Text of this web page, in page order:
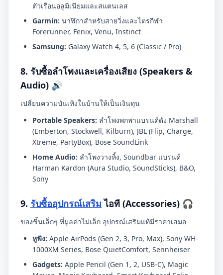
ตัวเรือนอลูมิเนียมและสแตนเลส
Garmin: นาฬิกาสำหรับสายวิ่งและไตรกีฬา
Forerunner, Fenix, Venu, Instinct
Samsung: Galaxy Watch 4, 5, 6 (Classic / Pro)
8. รับซื้อลำโพงและเครื่องเสียง (Speakers &
Audio) 🔊
เปลี่ยนความบันเทิงในบ้านให้เป็นเงินทุน
Portable Speakers: ลำโพงพกพาแบรนด์ดัง Marshall
(Emberton, Stockwell, Kilburn), JBL (Flip, Charge,
Xtreme, PartyBox), Bose SoundLink
Home Audio: ลำโพงวางหิ้ง, Soundbar แบรนด์
Harman Kardon (Aura Studio, SoundSticks), B&O,
Sony
9. รับซื้ออุปกรณ์เสริม ไอที (Accessories) 🎧
ของชิ้นเล็กๆ ที่มูลค่าไม่เล็ก อุปกรณ์เสริมแท้มีราคาเสมอ
หูฟัง: Apple AirPods (Gen 2, 3, Pro, Max), Sony WH-
1000XM Series, Bose QuietComfort, Sennheiser
Gadgets: Apple Pencil (Gen 1, 2, USB-C), Magic